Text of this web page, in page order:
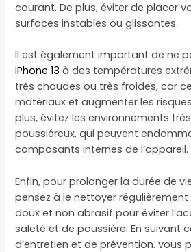
courant. De plus, éviter de placer
surfaces instables ou glissantes.
Il est également important de ne
iPhone 13 à des températures
très chaudes ou très froides, car
matériaux et augmenter les
plus, évitez les environnements
poussiéreux, qui peuvent
composants internes de l’appareil.
Enfin, pour prolonger la durée de
pensez à le nettoyer
doux et non abrasif pour éviter
saleté et de poussière. En suivant
d’entretien et de prévention. vous